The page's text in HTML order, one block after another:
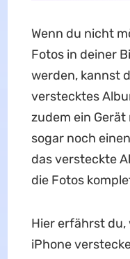
Wenn du nicht
Fotos in deiner
werden, kannst
verstecktes
zudem ein Gerät
sogar noch
das versteckte
die Fotos
Hier erfährst du,
iPhone